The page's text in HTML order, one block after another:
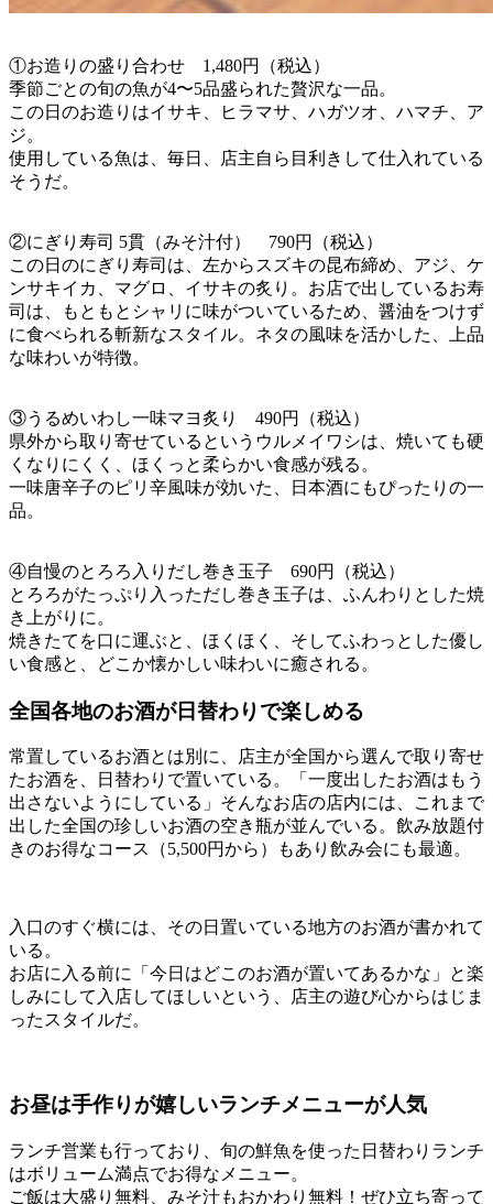
①お造りの盛り合わせ 1,480円（税込）
季節ごとの旬の魚が4〜5品盛られた贅沢な一品。
この日のお造りはイサキ、ヒラマサ、ハガツオ、ハマチ、ア
ジ。
使用している魚は、毎日、店主自ら目利きして仕入れている
そうだ。
②にぎり寿司 5貫（みそ汁付） 790円（税込）
この日のにぎり寿司は、左からスズキの昆布締め、アジ、ケ
ンサキイカ、マグロ、イサキの炙り。お店で出しているお寿
司は、もともとシャリに味がついているため、醤油をつけず
に食べられる斬新なスタイル。ネタの風味を活かした、上品
な味わいが特徴。
③うるめいわし一味マヨ炙り 490円（税込）
県外から取り寄せているというウルメイワシは、焼いても硬
くなりにくく、ほくっと柔らかい食感が残る。
一味唐辛子のピリ辛風味が効いた、日本酒にもぴったりの一
品。
④自慢のとろろ入りだし巻き玉子 690円（税込）
とろろがたっぷり入っただし巻き玉子は、ふんわりとした焼
き上がりに。
焼きたてを口に運ぶと、ほくほく、そしてふわっとした優し
い食感と、どこか懐かしい味わいに癒される。
全国各地のお酒が日替わりで楽しめる
常置しているお酒とは別に、店主が全国から選んで取り寄せ
たお酒を、日替わりで置いている。「一度出したお酒はもう
出さないようにしている」そんなお店の店内には、これまで
出した全国の珍しいお酒の空き瓶が並んでいる。飲み放題付
きのお得なコース（5,500円から）もあり飲み会にも最適。
入口のすぐ横には、その日置いている地方のお酒が書かれて
いる。
お店に入る前に「今日はどこのお酒が置いてあるかな」と楽
しみにして入店してほしいという、店主の遊び心からはじま
ったスタイルだ。
お昼は手作りが嬉しいランチメニューが人気
ランチ営業も行っており、旬の鮮魚を使った日替わりランチ
はボリューム満点でお得なメニュー。
ご飯は大盛り無料、みそ汁もおかわり無料！ぜひ立ち寄って